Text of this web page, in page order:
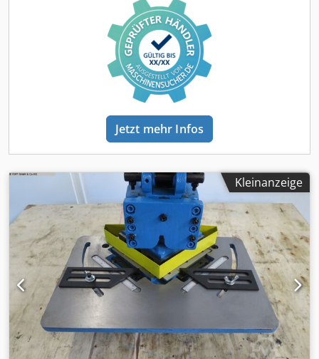
Jetzt mehr Infos
Kleinanzeige